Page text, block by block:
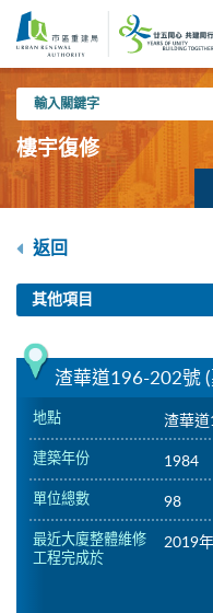
內
入
關
鍵
樓宇復修
返回
其他項目
渣華道196-202號
地點 渣華
建築年份 1984
單位總數 98
最近大廈整體維修
工程完成於
2019